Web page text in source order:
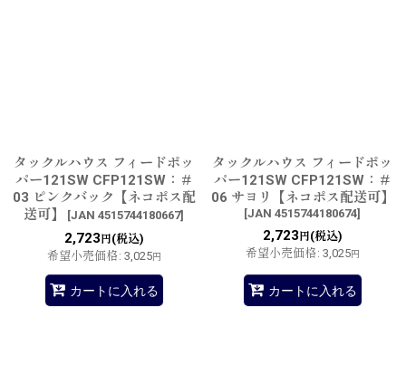
タックルハウス フィードポッ
パー121SW CFP121SW：＃
03 ピンクバック【ネコポス配
送可】
[JAN 4515744180667]
2,723 円(税込)
希望小売価格: 3,025円
カートに入れる
タックルハウス フィードポッ
パー121SW CFP121SW：＃
06 サヨリ【ネコポス配送可】
[JAN 4515744180674]
2,723 円(税込)
希望小売価格: 3,025円
カートに入れる